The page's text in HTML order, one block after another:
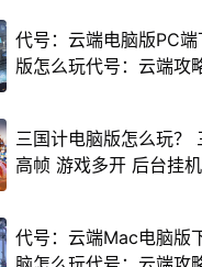
代号：云端电脑版PC
版怎么玩代号：云端攻
三国计电脑版怎么玩？
高帧 游戏多开 后台挂
代号：云端Mac电脑版